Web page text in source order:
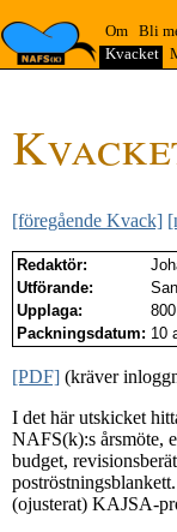
Om
Bli
Kvacket
[föregående Kvack]
Redaktör:
Utförande:
Upplaga:
800
Packningsdatum: 10
[PDF] (kräver
I det här utskicket
NAFS(k):s årsmöte,
budget,
(ojusterat) KAJSA-